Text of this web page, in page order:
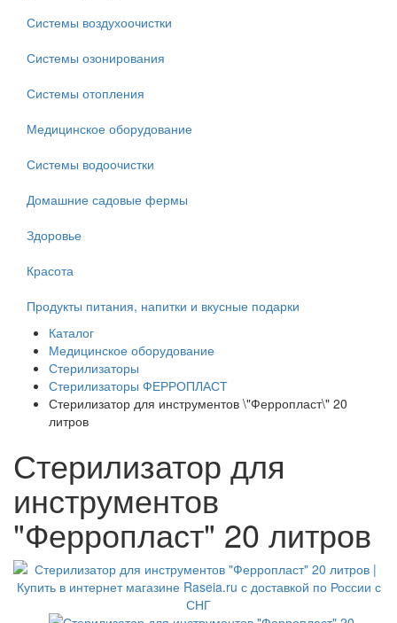
Системы воздухоочистки
Системы озонирования
Системы отопления
Медицинское оборудование
Системы водоочистки
Домашние садовые фермы
Здоровье
Красота
Продукты питания, напитки и вкусные подарки
Каталог
Медицинское оборудование
Стерилизаторы
Стерилизаторы ФЕРРОПЛАСТ
Стерилизатор для инструментов \"Ферропласт\" 20
литров
Стерилизатор для
инструментов
"Ферропласт" 20 литров